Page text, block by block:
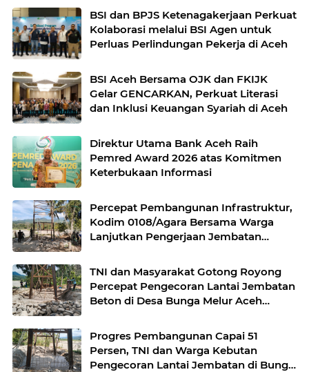
Sepanjang Zaman
BSI dan BPJS Ketenagakerjaan Perkuat
Kolaborasi melalui BSI Agen untuk
Perluas Perlindungan Pekerja di Aceh
BSI Aceh Bersama OJK dan FKIJK
Gelar GENCARKAN, Perkuat Literasi
dan Inklusi Keuangan Syariah di Aceh
Direktur Utama Bank Aceh Raih
Pemred Award 2026 atas Komitmen
Keterbukaan Informasi
Percepat Pembangunan Infrastruktur,
Kodim 0108/Agara Bersama Warga
Lanjutkan Pengerjaan Jembatan
Tenggara
TNI dan Masyarakat Gotong Royong
Percepat Pengecoran Lantai Jembatan
Beton di Desa Bunga Melur Aceh
Progres Pembangunan Capai 51
Persen, TNI dan Warga Kebutan
Pengecoran Lantai Jembatan di Bunga